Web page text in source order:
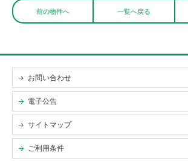
前の物件へ 一覧へ戻る
お問い合わせ
電子公告
サイトマップ
ご利用条件